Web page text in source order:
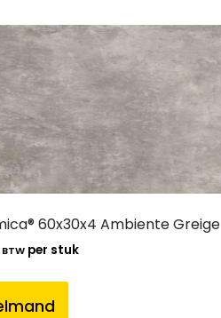
60x30x4 Ambiente Greige
per stuk